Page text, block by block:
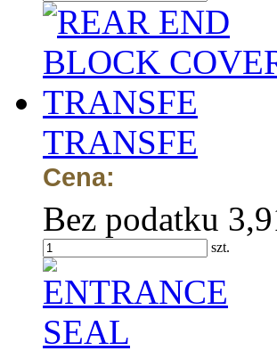
TRANSFE
Cena:
Bez podatku
szt.